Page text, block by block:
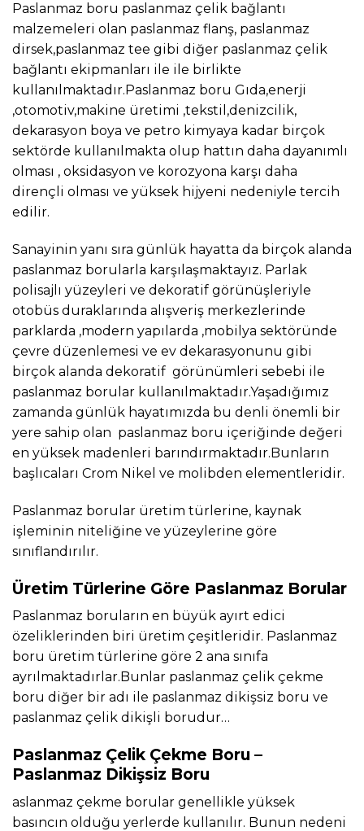
Paslanmaz boru paslanmaz çelik bağlantı
malzemeleri olan paslanmaz flanş, paslanmaz
dirsek,paslanmaz tee gibi diğer paslanmaz çelik
bağlantı ekipmanları ile ile birlikte
kullanılmaktadır.Paslanmaz boru Gıda,enerji
,otomotiv,makine üretimi ,tekstil,denizcilik,
dekarasyon boya ve petro kimyaya kadar birçok
sektörde kullanılmakta olup hattın daha dayanımlı
olması , oksidasyon ve korozyona karşı daha
dirençli olması ve yüksek hijyeni nedeniyle tercih
edilir.
Sanayinin yanı sıra günlük hayatta da birçok alanda
paslanmaz borularla karşılaşmaktayız. Parlak
polisajlı yüzeyleri ve dekoratif görünüşleriyle
otobüs duraklarında alışveriş merkezlerinde
parklarda ,modern yapılarda ,mobilya sektöründe
çevre düzenlemesi ve ev dekarasyonunu gibi
birçok alanda dekoratif görünümleri sebebi ile
paslanmaz borular kullanılmaktadır.Yaşadığımız
zamanda günlük hayatımızda bu denli önemli bir
yere sahip olan paslanmaz boru içeriğinde değeri
en yüksek madenleri barındırmaktadır.Bunların
başlıcaları Crom Nikel ve molibden elementleridir.
Paslanmaz borular üretim türlerine, kaynak
işleminin niteliğine ve yüzeylerine göre
sınıflandırılır.
Üretim Türlerine Göre Paslanmaz Borular
Paslanmaz boruların en büyük ayırt edici
özeliklerinden biri üretim çeşitleridir. Paslanmaz
boru üretim türlerine göre 2 ana sınıfa
ayrılmaktadırlar.Bunlar paslanmaz çelik çekme
boru diğer bir adı ile paslanmaz dikişsiz boru ve
paslanmaz çelik dikişli borudur…
Paslanmaz Çelik Çekme Boru –
Paslanmaz Dikişsiz Boru
aslanmaz çekme borular genellikle yüksek
basıncın olduğu yerlerde kullanılır. Bunun nedeni